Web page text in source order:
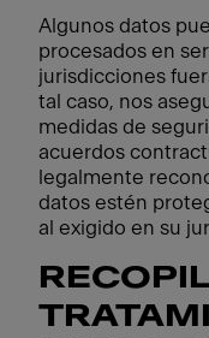
Algunos datos
procesados en
jurisdicciones
tal caso, nos
medidas de
acuerdos
legalmente
datos estén
al exigido en su